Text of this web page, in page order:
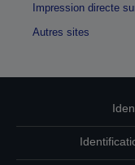
Impression directe
Autres sites